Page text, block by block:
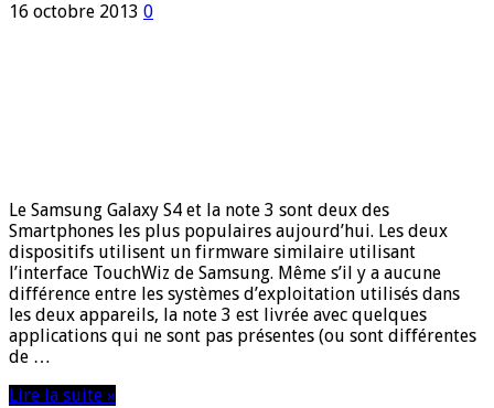
16 octobre 2013 0
Le Samsung Galaxy S4 et la note 3 sont deux des
Smartphones les plus populaires aujourd’hui. Les deux
dispositifs utilisent un firmware similaire utilisant
l’interface TouchWiz de Samsung. Même s’il y a aucune
différence entre les systèmes d’exploitation utilisés dans
les deux appareils, la note 3 est livrée avec quelques
applications qui ne sont pas présentes (ou sont différentes
de …
Lire la suite »